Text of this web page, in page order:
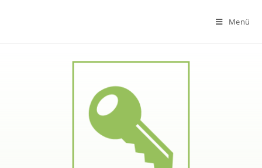
Menü